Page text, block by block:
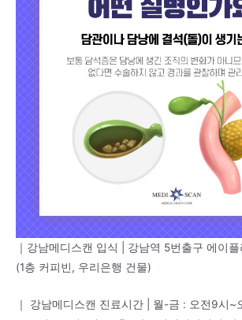
｜강남메디스캔 입식 | 강남역 5번출구 에이
(1층 커피빈, 우리은행 건물)
｜ 강남메디스캔 진료시간 | 월-금 : 오전9시~